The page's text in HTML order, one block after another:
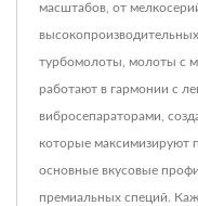
масштабов, от
турбомолоты, молоты с
работают в гармонии с
вибросепараторами,
которые максимизируют
основные вкусовые
премиальных специй.